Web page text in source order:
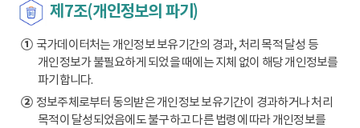
제7조(개인정보의 파기)
①국가데이터처는 개인정보 보유기간의 경과, 처리 목적 달성 등
개인정보가 불필요하게 되었을 때에는 지체 없이 해당 개인정보를
파기합니다.
②정보주체로부터 동의받은 개인정보 보유기간이 경과하거나 처리
목적이 달성되었음에도 불구하고 다른 법령에 따라 개인정보를